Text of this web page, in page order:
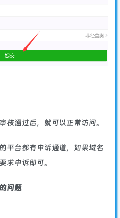
核通过后，就可以正常访问。
平台都有申诉通道，如果域名
求申诉即可。
问题